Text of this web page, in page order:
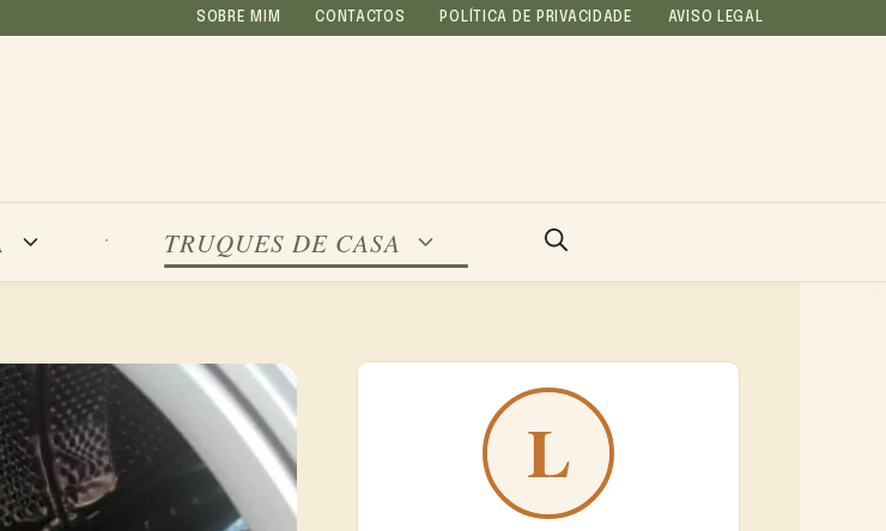
SOBRE MIM CONTACTOS POLÍTICA DE PRIVACIDADE AVISO LEGAL
TRUQUES DE CASA